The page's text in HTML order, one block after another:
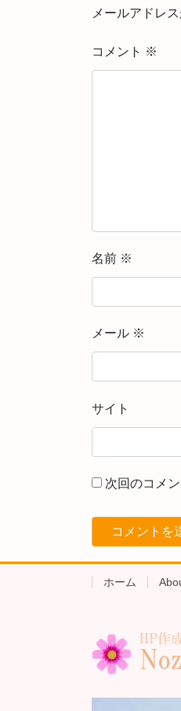
メールアドレ
コメント ※
名前 ※
メール ※
サイト
次回のコメ
ホーム